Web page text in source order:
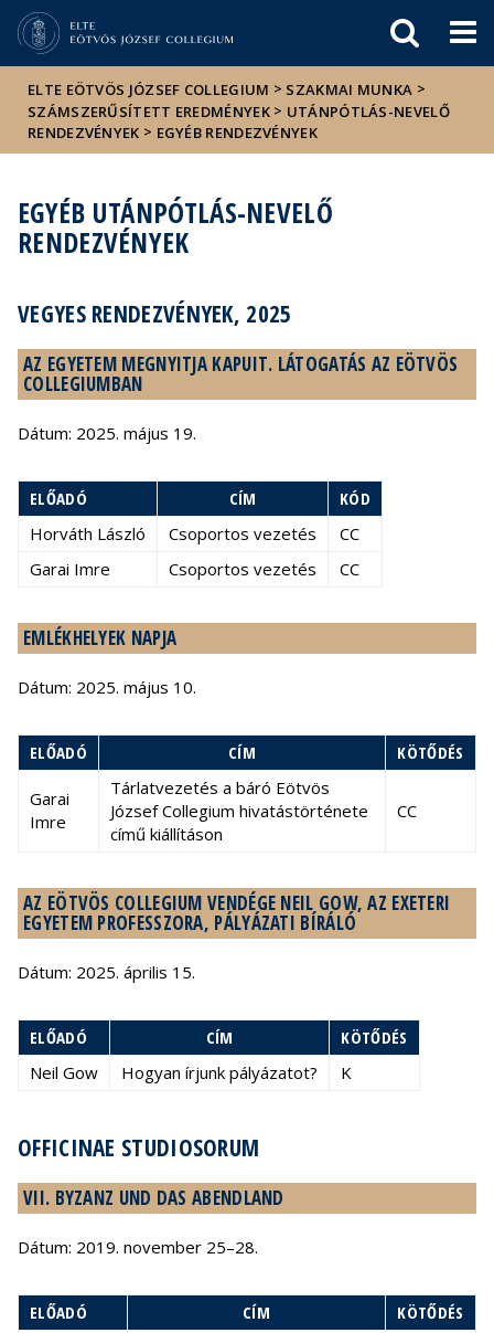
sajtóban
ELTE EÖTVÖS JÓZSEF COLLEGIUM > SZAKMAI MUNKA >
SZÁMSZERŰSÍTETT EREDMÉNYEK > UTÁNPÓTLÁS-NEVELŐ
RENDEZVÉNYEK > EGYÉB RENDEZVÉNYEK
EGYÉB UTÁNPÓTLÁS-NEVELŐ
RENDEZVÉNYEK
VEGYES RENDEZVÉNYEK, 2025
AZ EGYETEM MEGNYITJA KAPUIT. LÁTOGATÁS AZ EÖTVÖS
COLLEGIUMBAN
Dátum: 2025. május 19.
ELŐADÓ CÍM
KÓD
Horváth László
Csoportos vezetés
CC
Garai Imre
Csoportos vezetés CC
EMLÉKHELYEK NAPJA
Dátum: 2025. május 10.
ELŐADÓ CÍM KÖTŐDÉS
Garai
Imre
Tárlatvezetés a báró Eötvös
József Collegium hivatástörténete
című kiállításon
CC
AZ EÖTVÖS COLLEGIUM VENDÉGE NEIL GOW, AZ EXETERI
EGYETEM PROFESSZORA, PÁLYÁZATI BÍRÁLÓ
Dátum: 2025. április 15.
ELŐADÓ CÍM
KÖTŐDÉS
Neil Gow
Hogyan írjunk pályázatot? K
OFFICINAE STUDIOSORUM
VII. BYZANZ UND DAS ABENDLAND
Dátum: 2019. november 25–28.
ELŐADÓ CÍM
KÖTŐDÉS